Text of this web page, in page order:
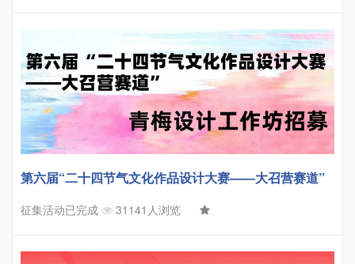
第六届“二十四节气文化作品设计大赛——大召营赛道”
征集活动已完成 31141人浏览